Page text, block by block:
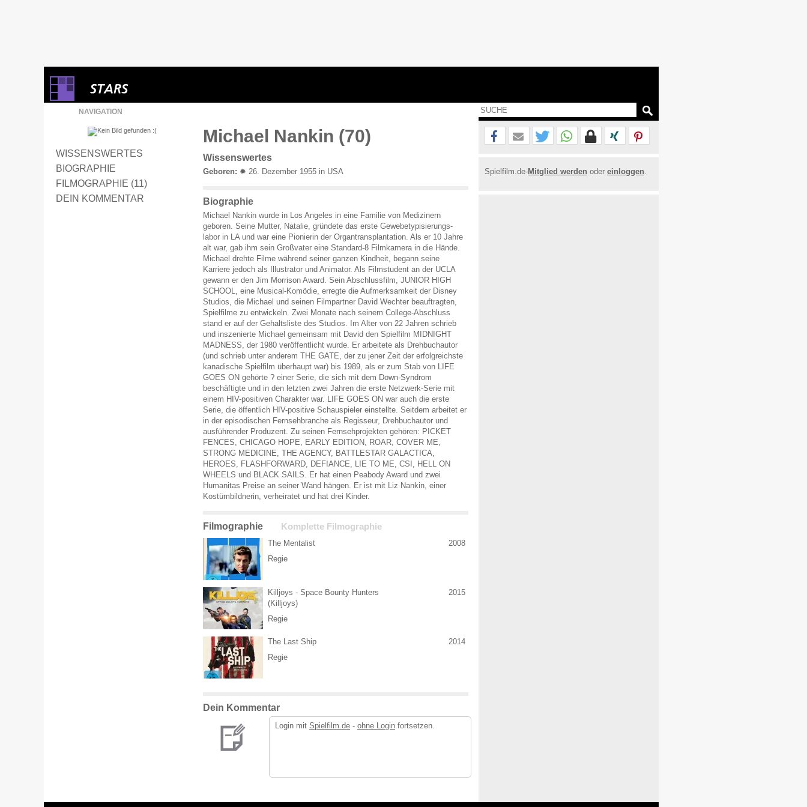
NAVIGATION
WISSENSWERTES
BIOGRAPHIE
FILMOGRAPHIE (11)
DEIN KOMMENTAR
Michael Nankin (70)
Wissenswertes
Geboren: ✹ 26. Dezember 1955 in USA
Biographie
Michael Nankin wurde in Los Angeles in eine Familie von Medizinern
geboren. Seine Mutter, Natalie, gründete das erste Gewebetypisierungs-
labor in LA und war eine Pionierin der Organtransplantation. Als er 10 Jahre
alt war, gab ihm sein Großvater eine Standard-8 Filmkamera in die Hände.
Michael drehte Filme während seiner ganzen Kindheit, begann seine
Karriere jedoch als Illustrator und Animator. Als Filmstudent an der UCLA
gewann er den Jim Morrison Award. Sein Abschlussfilm, JUNIOR HIGH
SCHOOL, eine Musical-Komödie, erregte die Aufmerksamkeit der Disney
Studios, die Michael und seinen Filmpartner David Wechter beauftragten,
Spielfilme zu entwickeln. Zwei Monate nach seinem College-Abschluss
stand er auf der Gehaltsliste des Studios. Im Alter von 22 Jahren schrieb
und inszenierte Michael gemeinsam mit David den Spielfilm MIDNIGHT
MADNESS, der 1980 veröffentlicht wurde. Er arbeitete als Drehbuchautor
(und schrieb unter anderem THE GATE, der zu jener Zeit der erfolgreichste
kanadische Spielfilm überhaupt war) bis 1989, als er zum Stab von LIFE
GOES ON gehörte ? einer Serie, die sich mit dem Down-Syndrom
beschäftigte und in den letzten zwei Jahren die erste Netzwerk-Serie mit
einem HIV-positiven Charakter war. LIFE GOES ON war auch die erste
Serie, die öffentlich HIV-positive Schauspieler einstellte. Seitdem arbeitet er
in der episodischen Fernsehbranche als Regisseur, Drehbuchautor und
ausführender Produzent. Zu seinen Fernsehprojekten gehören: PICKET
FENCES, CHICAGO HOPE, EARLY EDITION, ROAR, COVER ME,
STRONG MEDICINE, THE AGENCY, BATTLESTAR GALACTICA,
HEROES, FLASHFORWARD, DEFIANCE, LIE TO ME, CSI, HELL ON
WHEELS und BLACK SAILS. Er hat einen Peabody Award und zwei
Humanitas Preise an seiner Wand hängen. Er ist mit Liz Nankin, einer
Kostümbildnerin, verheiratet und hat drei Kinder.
Filmographie Komplette Filmographie
The Mentalist
Regie
2008
Killjoys - Space Bounty Hunters
(Killjoys)
Regie
2015
The Last Ship
Regie
2014
Dein Kommentar
Login mit Spielfilm.de - ohne Login fortsetzen.
Spielfilm.de-Mitglied werden oder einloggen.